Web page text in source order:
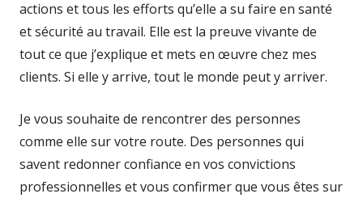
actions et tous les efforts qu’elle a su faire en santé
et sécurité au travail. Elle est la preuve vivante de
tout ce que j’explique et mets en œuvre chez mes
clients. Si elle y arrive, tout le monde peut y arriver.
Je vous souhaite de rencontrer des personnes
comme elle sur votre route. Des personnes qui
savent redonner confiance en vos convictions
professionnelles et vous confirmer que vous êtes sur